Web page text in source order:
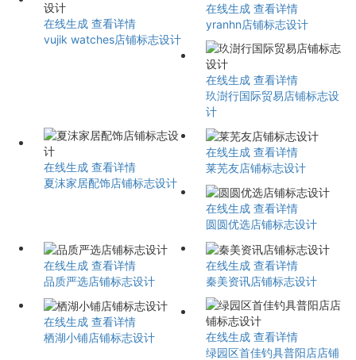
在线生成 查看详情
vujik watches店铺标志设计
在线生成 查看详情
yranhn店铺标志设计
在线生成 查看详情
玖澍行国际贸易店铺标志设
计
在线生成 查看详情
夏沫家居配饰店铺标志设计
在线生成 查看详情
莱芜友店铺标志设计
在线生成 查看详情
圆圆优选店铺标志设计
在线生成 查看详情
品质严选店铺标志设计
在线生成 查看详情
秦美资讯店铺标志设计
在线生成 查看详情
栖湖小铺店铺标志设计
在线生成 查看详情
绿园区首佳钓具普阳店店铺